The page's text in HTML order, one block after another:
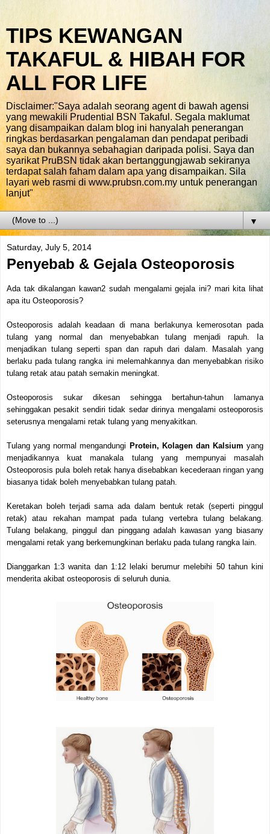
TIPS KEWANGAN
TAKAFUL & HIBAH FOR
ALL FOR LIFE
Disclaimer:"Saya adalah seorang agent di bawah agensi
yang mewakili Prudential BSN Takaful. Segala maklumat
yang disampaikan dalam blog ini hanyalah penerangan
ringkas berdasarkan pengalaman dan pendapat peribadi
saya dan bukannya sebahagian daripada polisi. Saya dan
syarikat PruBSN tidak akan bertanggungjawab sekiranya
terdapat salah faham dalam apa yang disampaikan. Sila
layari web rasmi di www.prubsn.com.my untuk penerangan
lanjut"
▼
Saturday, July 5, 2014
Penyebab & Gejala Osteoporosis
Ada tak dikalangan kawan2 sudah mengalami gejala ini? mari kita lihat
apa itu Osteoporosis?
Osteoporosis adalah keadaan di mana berlakunya kemerosotan pada
tulang yang normal dan menyebabkan tulang menjadi rapuh. Ia
menjadikan tulang seperti span dan rapuh dari dalam. Masalah yang
berlaku pada tulang rangka ini melemahkannya dan menyebabkan risiko
tulang retak atau patah semakin meningkat.
Osteoporosis sukar dikesan sehingga bertahun-tahun lamanya
sehinggakan pesakit sendiri tidak sedar dirinya mengalami osteoporosis
seterusnya mengalami retak tulang yang menyakitkan.
Tulang yang normal mengandungi Protein, Kolagen dan Kalsium yang
menjadikannya kuat manakala tulang yang mempunyai masalah
Osteoporosis pula boleh retak hanya disebabkan kecederaan ringan yang
biasanya tidak boleh menyebabkan tulang patah.
Keretakan boleh terjadi sama ada dalam bentuk retak (seperti pinggul
retak) atau rekahan mampat pada tulang vertebra tulang belakang.
Tulang belakang, pinggul dan pinggang adalah kawasan yang biasany
mengalami retak yang berkemungkinan berlaku pada tulang rangka lain.
Dianggarkan 1:3 wanita dan 1:12 lelaki berumur melebihi 50 tahun kini
menderita akibat osteoporosis di seluruh dunia.